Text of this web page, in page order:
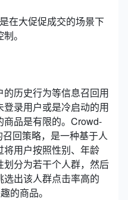
在大促促成交的场景下
。
历史行为等信息召回用
录用户或是冷启动的用
商品是有限的。Crowd-
回策略，是一种基于人
用户按照性别、年龄
分为若干个人群，然后
出该人群点击率高的
的商品。